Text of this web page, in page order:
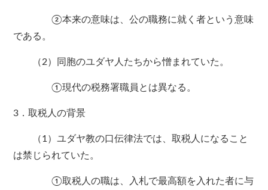
②本来の意味は、公の職務に就く者という意味
である。
（2）同胞のユダヤ人たちから憎まれていた。
①現代の税務署職員とは異なる。
3．取税人の背景
（1）ユダヤ教の口伝律法では、取税人になること
は禁じられていた。
①取税人の職は、入札で最高額を入れた者に与